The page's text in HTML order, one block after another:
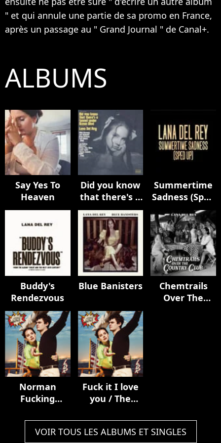
" et qui annule une partie de sa promo en France,
après un passage au " Grand Journal " de Canal+.
ALBUMS
Say Yes To
Heaven
Did you know
that there's a
tunnel under
Ocean Blvd
Summertime
Sadness (Sped
Buddy's
Rendezvous
Blue Banisters
Chemtrails
Over The
Norman
Fucking
Fuck it I love
you / The
VOIR TOUS LES ALBUMS ET SINGLES